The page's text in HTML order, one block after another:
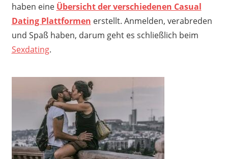
haben eine Übersicht der verschiedenen Casual
Dating Plattformen erstellt. Anmelden, verabreden
und Spaß haben, darum geht es schließlich beim
Sexdating.